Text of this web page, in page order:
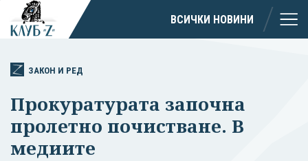
ВСИЧКИ НОВИНИ
ЗАКОН И РЕД
Прокуратурата започна
пролетно почистване. В
медиите